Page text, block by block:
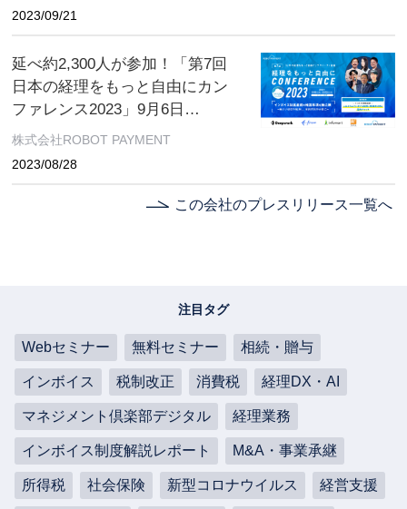
2023/09/21
延べ約2,300人が参加！「第7回
日本の経理をもっと自由にカン
ファレンス2023」9月6日
（水）〜9月13日（水）オンライ
株式会社ROBOT PAYMENT
2023/08/28
この会社のプレスリリース一覧へ
注目タグ
Webセミナー 無料セミナー 相続・贈与
インボイス 税制改正 消費税 経理DX・AI
マネジメント倶楽部デジタル 経理業務
インボイス制度解説レポート M&A・事業承継
所得税 社会保険 新型コロナウイルス 経営支援